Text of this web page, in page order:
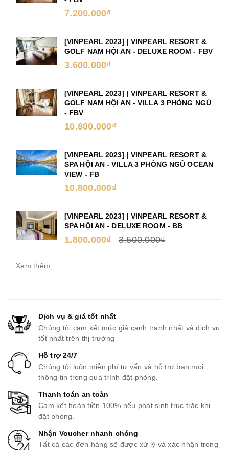
7.200.000₫
[VINPEARL 2023] | VINPEARL RESORT &
GOLF NAM HỘI AN - DELUXE ROOM - FBV
3.600.000₫
[VINPEARL 2023] | VINPEARL RESORT &
GOLF NAM HỘI AN - VILLA 3 PHÒNG NGỦ
- FBV
10.800.000₫
[VINPEARL 2023] | VINPEARL RESORT &
SPA HỘI AN - VILLA 3 PHÒNG NGỦ OCEAN
VIEW - FB
10.800.000₫
[VINPEARL 2023] | VINPEARL RESORT &
SPA HỘI AN - DELUXE ROOM - BB
1.800.000₫ 3.500.000₫
Xem thêm
Dịch vụ & giá tốt nhất
Chúng tôi cam kết mức giá cạnh tranh nhất và dịch vụ
tốt nhất trên thị trường
Hỗ trợ 24/7
Chúng tôi luôn miễn phí tư vấn và hỗ trợ bạn mọi
thông tin trong quá trình đặt phòng.
Thanh toán an toàn
Cam kết hoàn tiền 100% nếu phát sinh trục trặc khi
đặt phòng.
Nhận Voucher nhanh chóng
Tất cả các đơn hàng sẽ được xử lý và xác nhận trong